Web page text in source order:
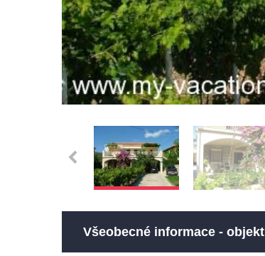
Všeobecné informace - objekt